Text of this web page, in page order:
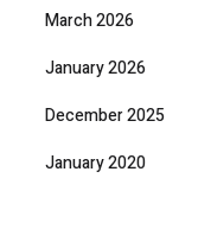
March 2026
January 2026
December 2025
January 2020